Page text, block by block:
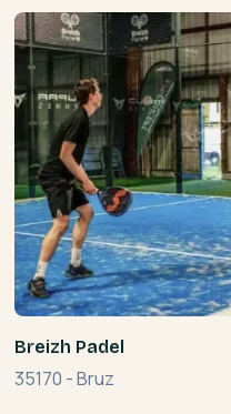
Breizh Padel
35170 -Bruz